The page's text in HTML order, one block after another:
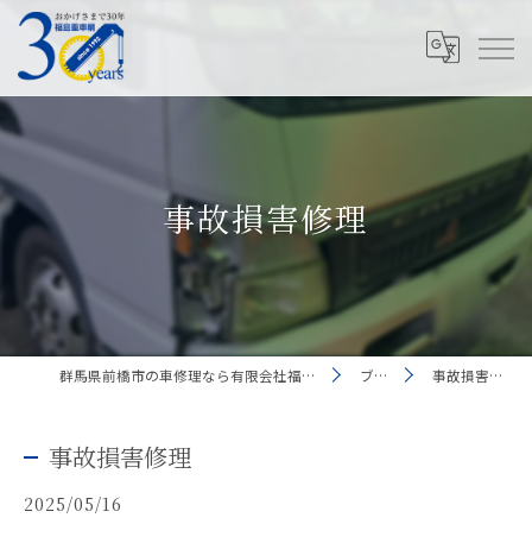
事故損害修理
群馬県前橋市の車修理なら有限会社福島重車輛 ブログ 事故損害修理
事故損害修理
2025/05/16